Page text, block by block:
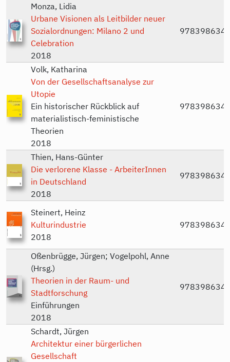
Monza, Lidia
Urbane Visionen als Leitbilder neuer
Sozialordnungen: Milano 2 und
Celebration
2018
Volk, Katharina
Von der Gesellschaftsanalyse zur
Utopie
Ein historischer Rückblick auf
materialistisch-feministische
Theorien
2018
Thien, Hans-Günter
Die verlorene Klasse - ArbeiterInnen
in Deutschland
2018
Steinert, Heinz
Kulturindustrie
2018
Oßenbrügge, Jürgen; Vogelpohl, Anne
(Hrsg.)
Theorien in der Raum- und
Stadtforschung
Einführungen
2018
Schardt, Jürgen
Architektur einer bürgerlichen
Gesellschaft